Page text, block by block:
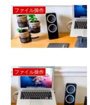
ファイル操作
ファイル操作